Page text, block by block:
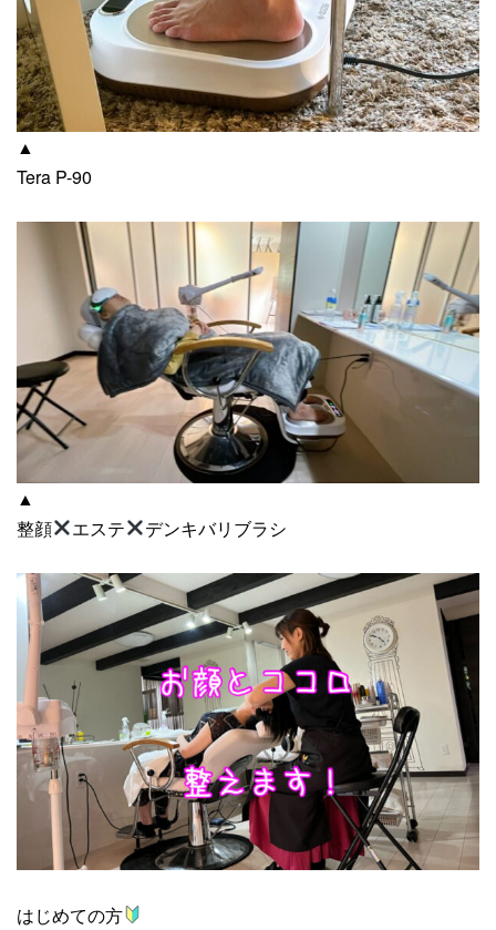
▲
Tera P-90
▲
整顔
エステ デンキバリブラシ
はじめての方